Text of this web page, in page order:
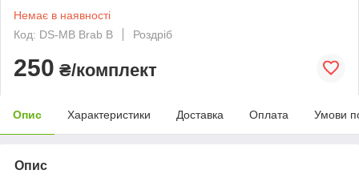
Немає в наявності
Код: DS-MB Brab B
Роздріб
250 ₴/комплект
Опис Характеристики Доставка Оплата Умови
Опис